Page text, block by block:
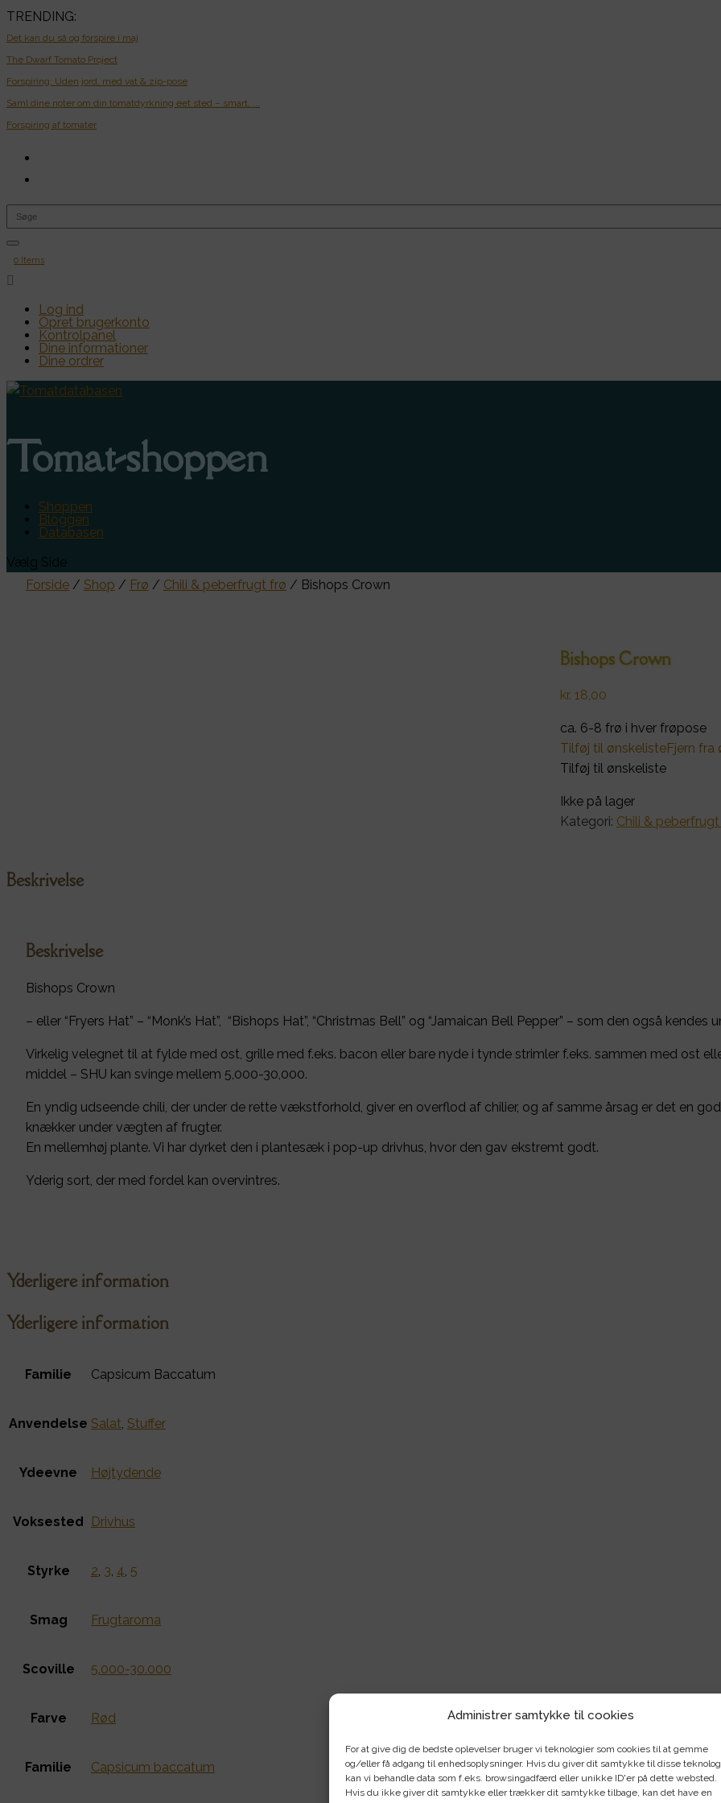
Administrer samtykke til cookies
For at give dig de bedste oplevelser bruger vi teknologier som cookies til at gemme
og/eller få adgang til enhedsoplysninger. Hvis du giver dit samtykke til disse
kan vi behandle data som f.eks. browsingadfærd eller unikke ID'er på dette websted.
Hvis du ikke giver dit samtykke eller trækker dit samtykke tilbage, kan det have en
TRENDING:
Det kan du så og forspire i maj
The Dwarf Tomato Project
Forspiring: Uden jord, med vat & zip-pose
Saml dine noter om din tomatdyrkning eet sted – smart, ...
Forspiring af tomater
0 Items

Log ind
Opret brugerkonto
Kontrolpanel
Dine informationer
Dine ordrer
Tomat-shoppen
Shoppen
Bloggen
Databasen
Vælg Side
Forside / Shop / Frø / Chili & peberfrugt frø / Bishops Crown
Bishops Crown
kr. 18,00
ca. 6-8 frø i hver frøpose
Tilføj til ønskelisteFjern fra
Tilføj til ønskeliste
Ikke på lager
Kategori: Chili &
Beskrivelse
Beskrivelse
Bishops Crown
– eller “Fryers Hat” – “Monk’s Hat”, “Bishops Hat”, “Christmas Bell” og “Jamaican Bell Pepper” – som den også
Virkelig velegnet til at fylde med ost, grille med f.eks. bacon eller bare nyde i tynde strimler f.eks. sammen med ost
middel – SHU kan svinge mellem 5,000-30,000.
En yndig udseende chili, der under de rette vækstforhold, giver en overflod af chilier, og af samme årsag er det en
knækker under vægten af frugter.
En mellemhøj plante. Vi har dyrket den i plantesæk i pop-up drivhus, hvor den gav ekstremt godt.
Yderig sort, der med fordel kan overvintres.
Yderligere information
Yderligere information
Familie Capsicum Baccatum
Anvendelse Salat, Stuffer
Ydeevne Højtydende
Voksested Drivhus
Styrke 2, 3, 4, 5
Smag Frugtaroma
Scoville 5.000-30.000
Farve Rød
Familie Capsicum baccatum